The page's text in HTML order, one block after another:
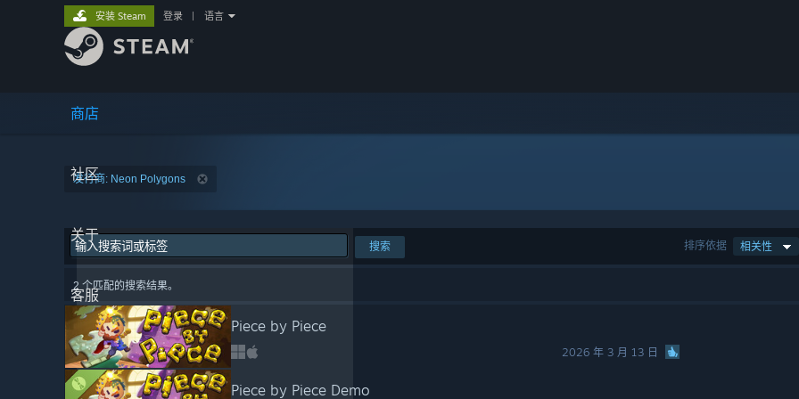
商店
社区
关于
客服
安装 Steam 登录 语言
发行商: Neon Polygons
排序依据 相关性
搜索
2 个匹配的搜索结果。
Piece by Piece
2026 年 3 月 13 日
Piece by Piece Demo